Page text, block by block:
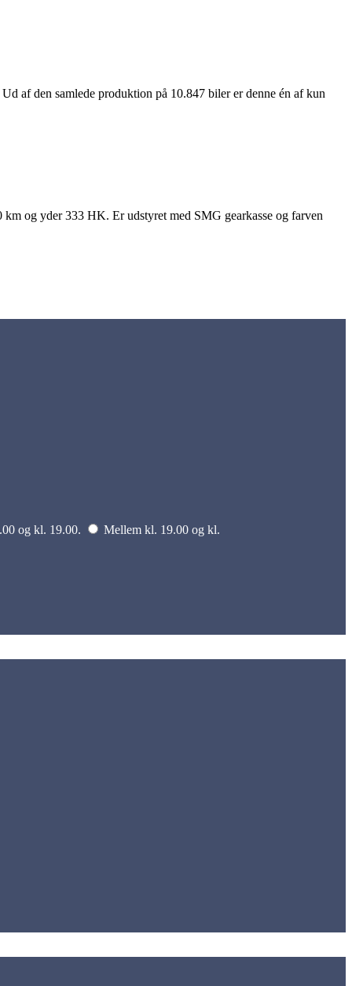
af den samlede produktion på 10.847 biler er denne én af kun
og yder 333 HK. Er udstyret med SMG gearkasse og farven
og kl. 19.00.
Mellem kl. 19.00 og kl.